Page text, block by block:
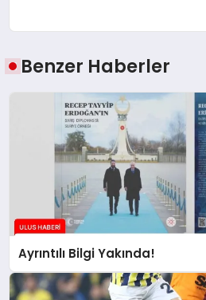
Benzer Haberler
Ayrıntılı Bilgi Yakında!